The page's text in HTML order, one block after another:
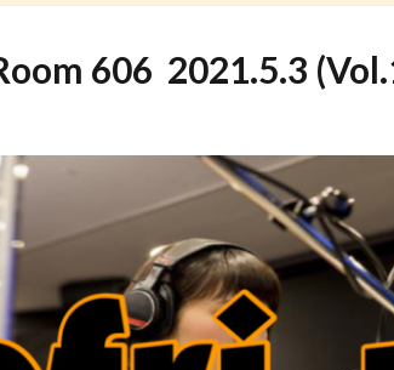
606 2021.5.3